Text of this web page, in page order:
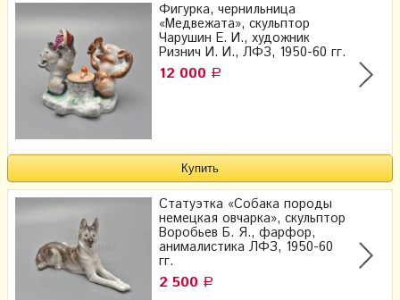
Фигурка, чернильница
«Медвежата», скульптор
Чарушин Е. И., художник
Ризнич И. И., ЛФЗ, 1950-60 гг.
12 000 Р
Статуэтка «Собака породы
немецкая овчарка», скульптор
Воробьев Б. Я., фарфор,
анималистика ЛФЗ, 1950-60
гг.
2 500 Р